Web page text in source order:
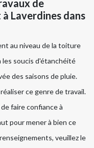
de
Laverdines dans
au niveau de la toiture
les soucis d'étanchéité
des saisons de pluie.
ce genre de travail.
faire confiance à
pour mener à bien ce
veuillez le